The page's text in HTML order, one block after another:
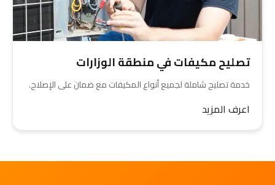
تصليح مكيفات في منطقة الوزارات
خدمة تصليح شاملة لجميع أنواع المكيفات مع ضمان على الإصلاح.
اعرف المزيد